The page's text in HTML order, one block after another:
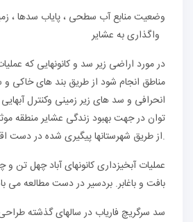
وضعیت منابع آب سطحی ، پایاب سدها ،
مورد اراضی زیر سد و کانونهایی که عملیات
مناطق انجامشود از طریق بند های خاکی و
انحرافی و سد های زیرزمینی وکنترل
توان در جهت بهبود زندگی عشایرمنطقه
از طریق شهرستانها پیگیری شده در دست
عملیات آبخیزداری کانونهای آباد چهل تن و
بافت و باغابر.بردسیر در دست مطالعه می
سد سرگریچ فاریاب در سالهای گذشته طراحی